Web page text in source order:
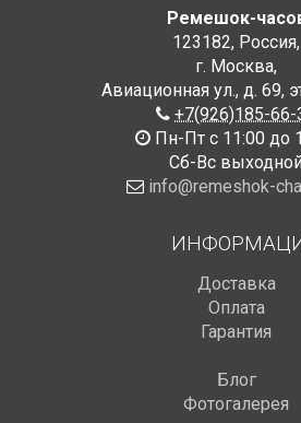
Ремешок-
123182, Россия,
г. Москва,
Авиационная ул., д. 69,
+7(926)185-66-
Пн-Пт с 11:00 до
Сб-Вс выходной
info@remeshok-
Доставка
Оплата
Гарантия
Блог
Фотогалерея